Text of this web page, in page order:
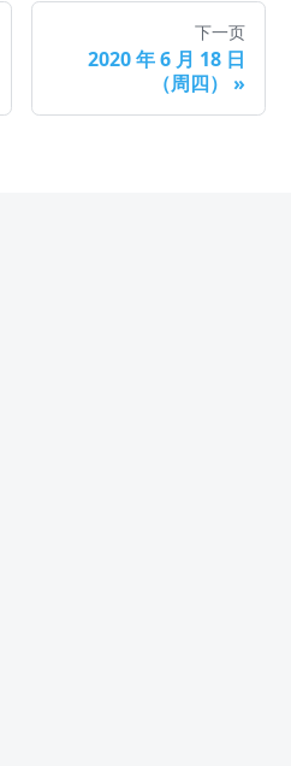
下一页
2020 年 6 月 18 日
（周四）
»